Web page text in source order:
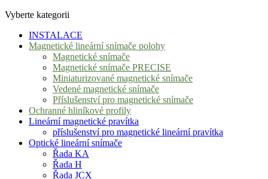
Vyberte kategorii
INSTALACE
Magnetické lineární snímače polohy
Magnetické snímače
Magnetické snímače PRECISE
Miniaturizované magnetické snímače
Vedené magnetické snímače
Příslušenství pro magnetické snímače
Ochranné hliníkové profily
Lineární magnetické pravítka
příslušenství pro magnetické lineární pravítka
Optické lineární snímače
Řada KA
Řada H
Řada JCX